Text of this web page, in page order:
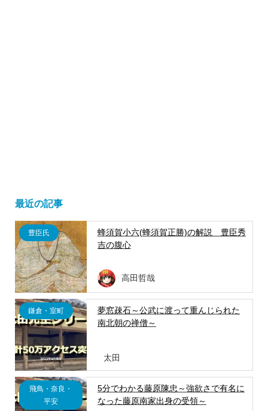
最近の記事
豊臣氏
蜂須賀小六(蜂須賀正勝)の解説 豊臣秀
吉の腹心
高田哲哉
鎌倉・室町
夢窓疎石～公武に渡って重んじられた
南北朝の禅僧～
太田
飛鳥・奈良・
平安
5分でわかる藤原陳忠～強欲さで有名に
なった藤原南家出身の受領～